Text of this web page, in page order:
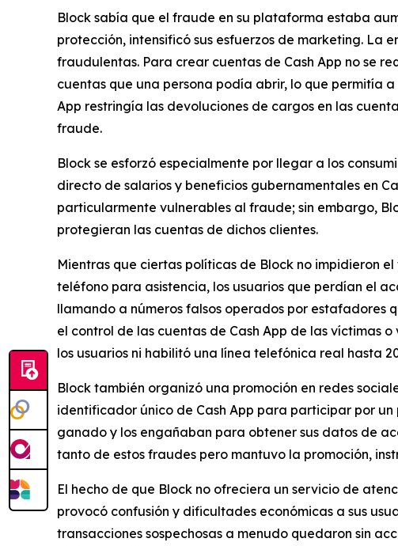
Block sabía que el fraude en su plataforma estaba
protección, intensificó sus esfuerzos de marketing. La
fraudulentas. Para crear cuentas de Cash App no ​​se
cuentas que una persona podía abrir, lo que permitía
App restringía las devoluciones de cargos en las
fraude.
Block se esforzó especialmente por llegar a los
directo de salarios y beneficios gubernamentales en
particularmente vulnerables al fraude; sin embargo,
protegieran las cuentas de dichos clientes.
Mientras que ciertas políticas de Block no impidieron
teléfono para asistencia, los usuarios que perdían el
llamando a números falsos operados por estafadores
el control de las cuentas de Cash App de las víctimas
los usuarios ni habilitó una línea telefónica real hasta
Block también organizó una promoción en redes
identificador único de Cash App para participar por
ganado y los engañaban para obtener sus datos de
tanto de estos fraudes pero mantuvo la promoción,
El hecho de que Block no ofreciera un servicio de
provocó confusión y dificultades económicas a sus
transacciones sospechosas a menudo quedaron sin